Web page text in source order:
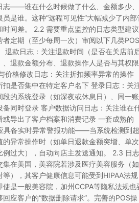
志——谁在什么时候做了什么、金额多少、
员是谁。这种“远程可见性”大幅减少了内部
时间差。 2.2 需要重点监控的日志类型建议
者定期（至少每周一次）审阅以下几类POS
退款日志：关注退款时间（是否在关店前
、退款金额分布、退款操作人是否与其权限
价格修改日志：关注折扣频率异常的操作
扣是否集中在特定客户名下 登录日志：关
段的系统登录（如深夜或休息日）、同一账
备同时登录 客户数据访问日志：关注谁在
或导出了客户档案和消费记录 一套成熟的
具备实时异常警报功能——当系统检测到超
的异常操作时（如单日退款金额突增、单次
例过大），自动向店主发送通知。 2.3 日志
集在美国，美容院若涉及医疗美容服务（如
等），其客户健康信息可能受到HIPAA法规
使是一般美容院，加州CCPA等隐私法规也
回应客户的“数据删除请求”。完善的POS操